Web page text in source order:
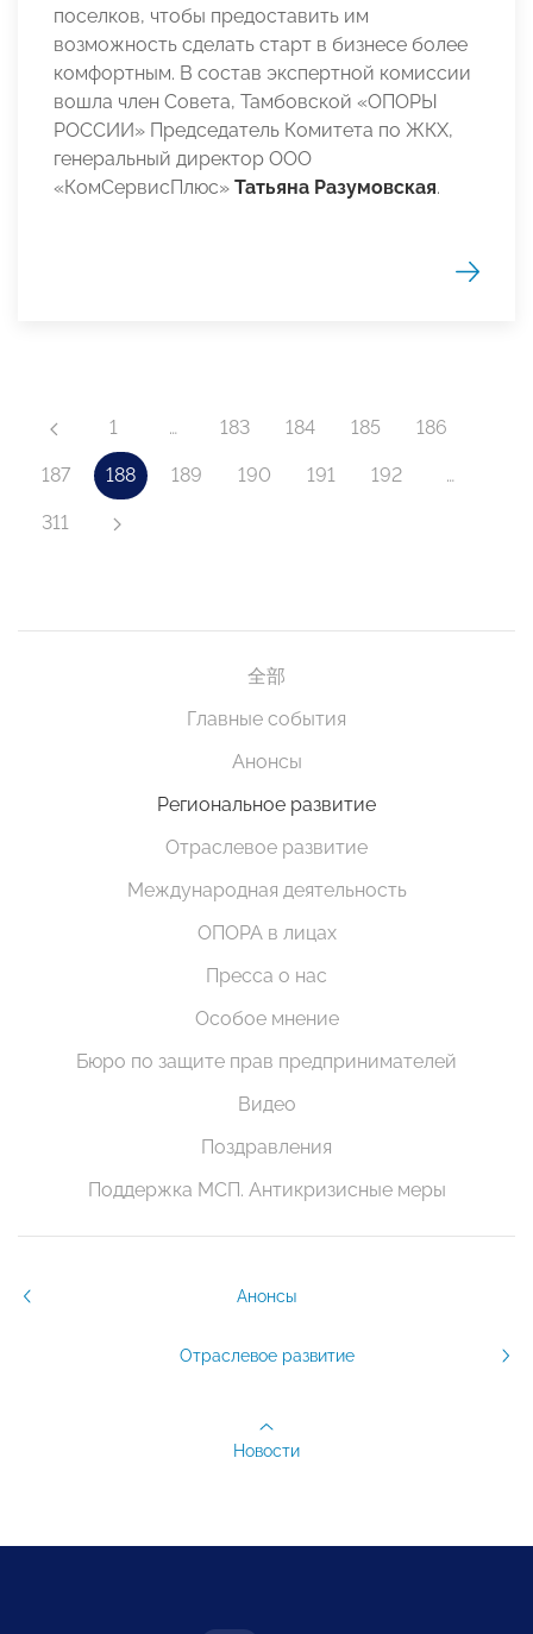
поселков, чтобы предоставить им
возможность сделать старт в бизнесе более
комфортным. В состав экспертной комиссии
вошла член Совета, Тамбовской «ОПОРЫ
РОССИИ» Председатель Комитета по ЖКХ,
генеральный директор ООО
«КомСервисПлюс» Татьяна Разумовская.
1 … 183 184 185 186
187 188 189 190 191 192 …
311
全部
Главные события
Анонсы
Региональное развитие
Отраслевое развитие
Международная деятельность
ОПОРА в лицах
Пресса о нас
Особое мнение
Бюро по защите прав предпринимателей
Видео
Поздравления
Поддержка МСП. Антикризисные меры
Анонсы
Отраслевое развитие
Новости